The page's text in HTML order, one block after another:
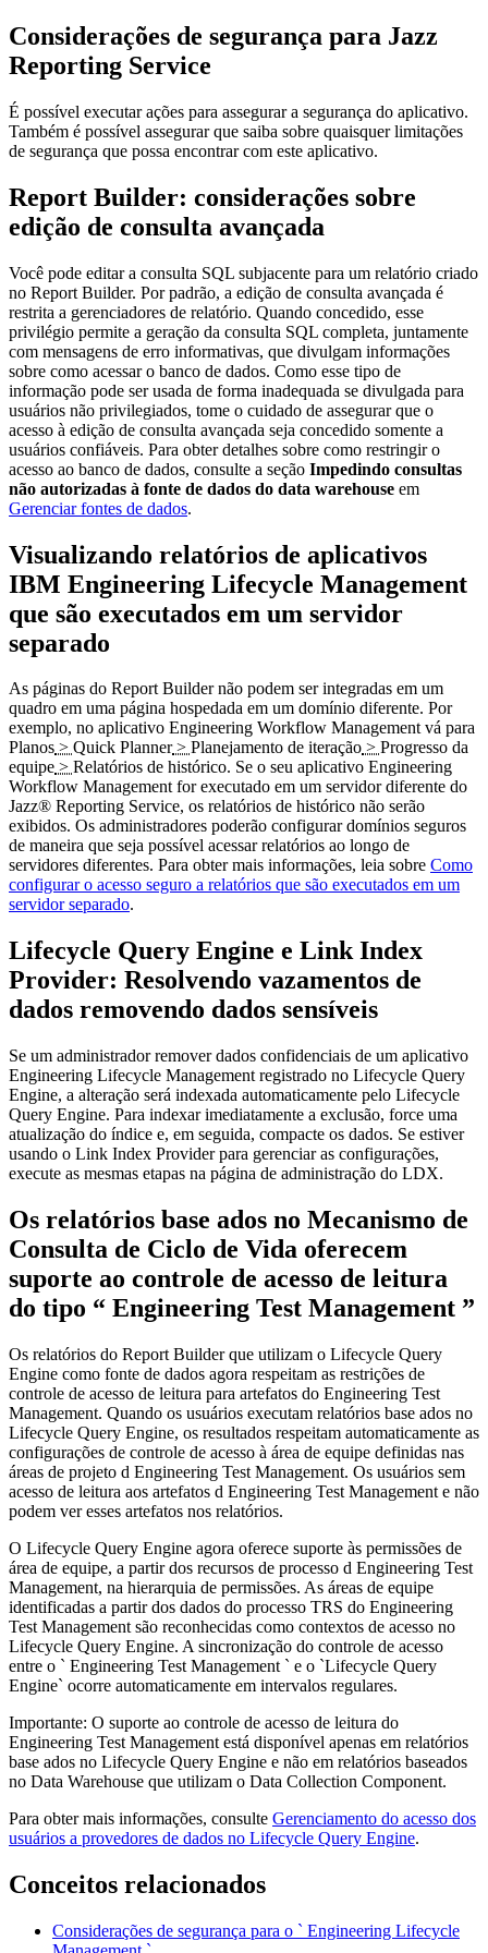
Considerações de segurança para Jazz
Reporting Service
É possível executar ações para assegurar a segurança do aplicativo.
Também é possível assegurar que saiba sobre quaisquer limitações
de segurança que possa encontrar com este aplicativo.
Report Builder: considerações sobre
edição de consulta avançada
Você pode editar a consulta SQL subjacente para um relatório criado
no Report Builder. Por padrão, a edição de consulta avançada é
restrita a gerenciadores de relatório. Quando concedido, esse
privilégio permite a geração da consulta SQL completa, juntamente
com mensagens de erro informativas, que divulgam informações
sobre como acessar o banco de dados. Como esse tipo de
informação pode ser usada de forma inadequada se divulgada para
usuários não privilegiados, tome o cuidado de assegurar que o
acesso à edição de consulta avançada seja concedido somente a
usuários confiáveis. Para obter detalhes sobre como restringir o
acesso ao banco de dados, consulte a seção Impedindo consultas
não autorizadas à fonte de dados do data warehouse em
Gerenciar fontes de dados.
Visualizando relatórios de aplicativos
IBM Engineering Lifecycle Management
que são executados em um servidor
separado
As páginas do Report Buildernão podem ser integradas em um
quadro em uma página hospedada em um domínio diferente. Por
exemplo, no aplicativo Engineering Workflow Managementvá para
Planos > Quick Planner> Planejamento de iteração > Progresso da
equipe > Relatórios de histórico. Se o seu aplicativo Engineering
Workflow Managementfor executado em um servidor diferente do
Jazz® Reporting Service, os relatórios de histórico não serão
exibidos. Os administradores poderão configurar domínios seguros
de maneira que seja possível acessar relatórios ao longo de
servidores diferentes. Para obter mais informações, leia sobre Como
configurar o acesso seguro a relatórios que são executados em um
servidor separado.
Lifecycle Query Engine e Link Index
Provider: Resolvendo vazamentos de
dados removendo dados sensíveis
Se um administrador remover dados confidenciais de um aplicativo
Engineering Lifecycle Management registrado no Lifecycle Query
Engine, a alteração será indexada automaticamente pelo Lifecycle
Query Engine. Para indexar imediatamente a exclusão, force uma
atualização do índice e, em seguida, compacte os dados. Se estiver
usando o Link Index Providerpara gerenciar as configurações,
execute as mesmas etapas na página de administração do LDX.
Os relatórios base ados no Mecanismo de
Consulta de Ciclo de Vida oferecem
suporte ao controle de acesso de leitura
do tipo “ Engineering Test Management ”
Os relatórios do Report Builderque utilizam o Lifecycle Query
Engine como fonte de dados agora respeitam as restrições de
controle de acesso de leitura para artefatos do Engineering Test
Management. Quando os usuários executam relatórios base ados no
Lifecycle Query Engine, os resultados respeitam automaticamente as
configurações de controle de acesso à área de equipe definidas nas
áreas de projeto d Engineering Test Management. Os usuários sem
acesso de leitura aos artefatos d Engineering Test Management e não
podem ver esses artefatos nos relatórios.
O Lifecycle Query Engine agora oferece suporte às permissões de
área de equipe, a partir dos recursos de processo d Engineering Test
Management, na hierarquia de permissões. As áreas de equipe
identificadas a partir dos dados do processo TRS do Engineering
Test Management são reconhecidas como contextos de acesso no
Lifecycle Query Engine. A sincronização do controle de acesso
entre o ` Engineering Test Management ` e o `Lifecycle Query
Engine` ocorre automaticamente em intervalos regulares.
Importante: O suporte ao controle de acesso de leitura do
Engineering Test Management está disponível apenas em relatórios
base ados no Lifecycle Query Engine e não em relatórios baseados
no Data Warehouse que utilizam o Data Collection Component.
Para obter mais informações, consulte Gerenciamento do acesso dos
usuários a provedores de dados no Lifecycle Query Engine.
Conceitos relacionados
Considerações de segurança para o ` Engineering Lifecycle